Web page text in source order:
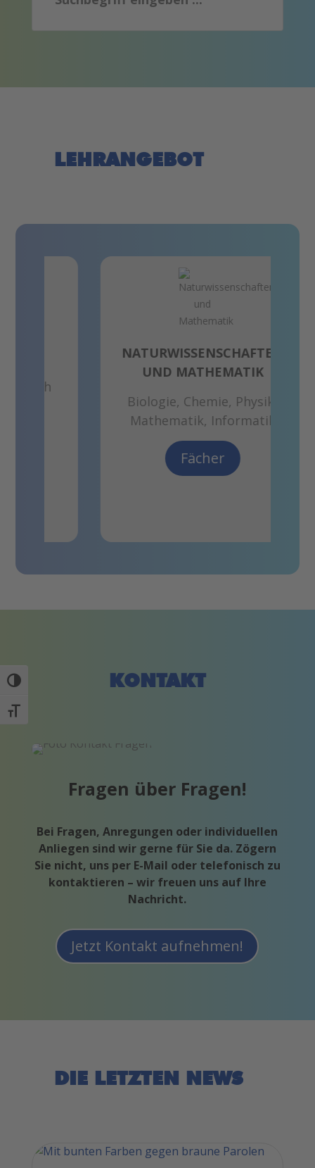
Umschalten auf hohe Kontraste
Schrift vergrößern
LEHRANGEBOT
NATURWISSENSCHAFTEN
UND MATHEMATIK
Biologie, Chemie, Physik,
Mathematik, Informatik
Fächer
KONTAKT
Fragen über Fragen!
Bei Fragen, Anregungen oder individuellen
Anliegen sind wir gerne für Sie da. Zögern
Sie nicht, uns per E-Mail oder telefonisch zu
kontaktieren – wir freuen uns auf Ihre
Nachricht.
Jetzt Kontakt aufnehmen!
DIE LETZTEN NEWS